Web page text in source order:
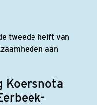
tweede helft van
aan
Koersnota